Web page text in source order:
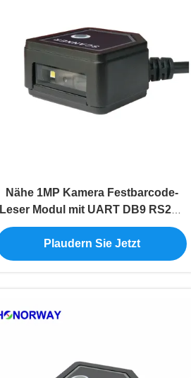
Nähe 1MP Kamera Festbarcode-
Leser Modul mit UART DB9 RS232
Schnittstelle
Plaudern Sie Jetzt